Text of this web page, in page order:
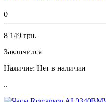
0
8 149 грн.
Закончился
Наличие: Нет в наличии
..